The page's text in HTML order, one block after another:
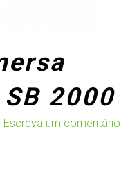
2000
Escreva um comentário